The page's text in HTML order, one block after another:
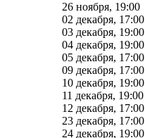
26 ноября, 19:00
02 декабря, 17:00
03 декабря, 19:00
04 декабря, 19:00
05 декабря, 17:00
09 декабря, 17:00
10 декабря, 19:00
11 декабря, 19:00
12 декабря, 17:00
23 декабря, 17:00
24 декабря, 19:00